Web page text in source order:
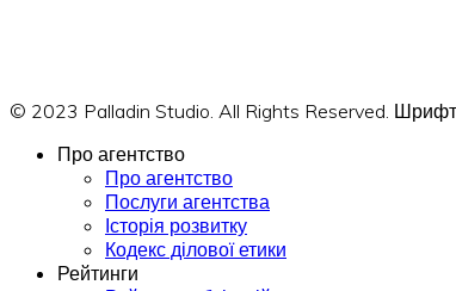
© 2023 Palladin Studio. All Rights Reserved.
Про агентство
Про агентство
Послуги агентства
Історія розвитку
Кодекс ділової етики
Рейтинги